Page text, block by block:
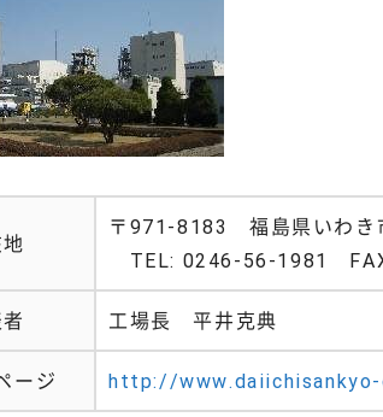
〒971-8183 福島県いわき
TEL: 0246-56-1981
工場長 平井克典
ージ http://